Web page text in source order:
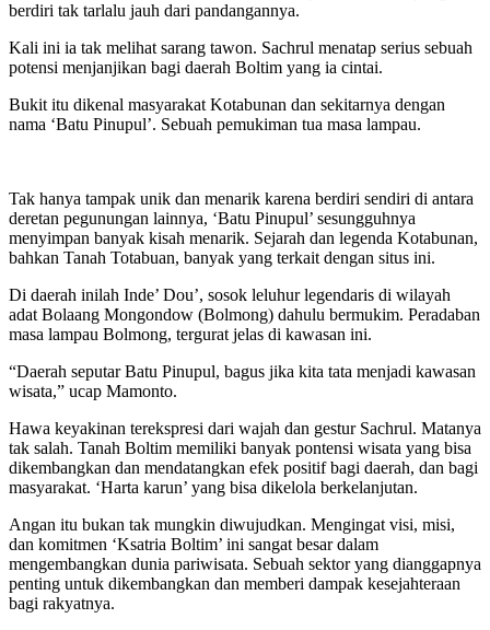
berdiri tak tarlalu jauh dari pandangannya.
Kali ini ia tak melihat sarang tawon. Sachrul menatap serius sebuah
potensi menjanjikan bagi daerah Boltim yang ia cintai.
Bukit itu dikenal masyarakat Kotabunan dan sekitarnya dengan
nama ‘Batu Pinupul’. Sebuah pemukiman tua masa lampau.
Tak hanya tampak unik dan menarik karena berdiri sendiri di antara
deretan pegunungan lainnya, ‘Batu Pinupul’ sesungguhnya
menyimpan banyak kisah menarik. Sejarah dan legenda Kotabunan,
bahkan Tanah Totabuan, banyak yang terkait dengan situs ini.
Di daerah inilah Inde’ Dou’, sosok leluhur legendaris di wilayah
adat Bolaang Mongondow (Bolmong) dahulu bermukim. Peradaban
masa lampau Bolmong, tergurat jelas di kawasan ini.
“Daerah seputar Batu Pinupul, bagus jika kita tata menjadi kawasan
wisata,” ucap Mamonto.
Hawa keyakinan terekspresi dari wajah dan gestur Sachrul. Matanya
tak salah. Tanah Boltim memiliki banyak pontensi wisata yang bisa
dikembangkan dan mendatangkan efek positif bagi daerah, dan bagi
masyarakat. ‘Harta karun’ yang bisa dikelola berkelanjutan.
Angan itu bukan tak mungkin diwujudkan. Mengingat visi, misi,
dan komitmen ‘Ksatria Boltim’ ini sangat besar dalam
mengembangkan dunia pariwisata. Sebuah sektor yang dianggapnya
penting untuk dikembangkan dan memberi dampak kesejahteraan
bagi rakyatnya.